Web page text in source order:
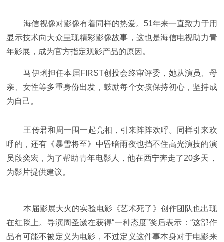
海信视像对影像有着同样的热爱。51年来一直致力于用
显示技术向大众呈现精彩影像故事，这也是海信电视助力青
年影展，成为官方指定观影产品的原因。
马伊琍担任本届FIRST创投会终审评委，她从演员、母
亲、女性等多重身份出发，鼓励每个女孩保持初心，坚持成
为自己。
王传君和周一围一起亮相，引来阵阵欢呼。同样引来欢
呼的，还有《暴雪将至》中昏暗雨夜也挡不住高光演技的演
员段奕宏，为了帮助青年电影人，他在西宁奔走了20多天，
为影片提供建议。
本届影展大火的实验电影《艺术死了》创作团队也出现
在红毯上。导演周圣崴在获得“一种态度”奖后表示：“这部作
品有可能不被定义为电影，不过定义这件事本身对于电影来